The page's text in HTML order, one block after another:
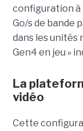
configuration à
Go/s de bande
dans les unités
Gen4 en jeu »
La
vidéo
Cette